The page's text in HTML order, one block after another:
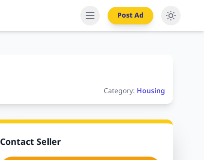
Post Ad
Category: Housing
Contact Seller